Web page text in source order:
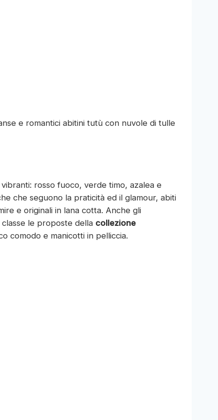
e romantici abitini tutù con nuvole di tulle
rosso fuoco, verde timo, azalea e
che seguono la praticità ed il glamour, abiti
e originali in lana cotta. Anche gli
le proposte della collezione
comodo e manicotti in pelliccia.